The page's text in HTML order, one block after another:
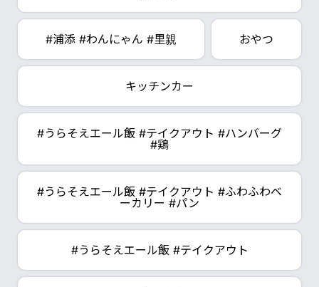
#浦添 #わんにゃん #里親 おやつ
キッチンカー
#うらそえエール飯 #テイクアウト #ハンバーグ
#鶏
#うらそえエール飯 #テイクアウト #ふわふわベ
ーカリー #パン
#うらそえエール飯 #テイクアウト